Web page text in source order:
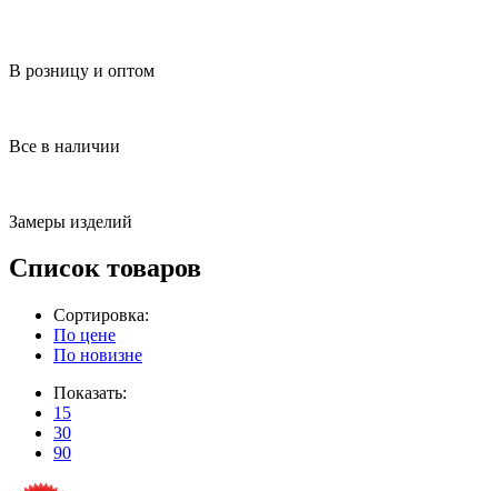
В розницу и оптом
Все в наличии
Замеры изделий
Список товаров
Сортировка:
По цене
По новизне
Показать:
15
30
90